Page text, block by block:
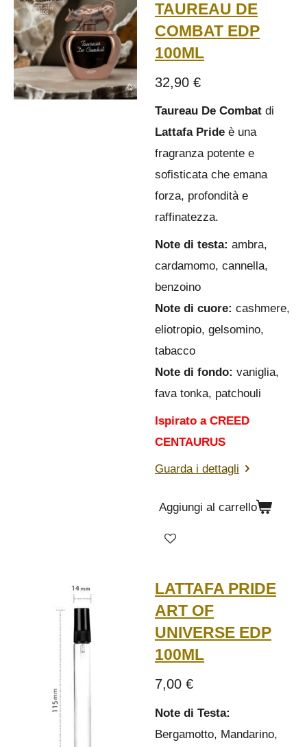
TAUREAU DE
COMBAT EDP
100ML
32,90 €
Taureau De Combat di
Lattafa Pride è una
fragranza potente e
sofisticata che emana
forza, profondità e
raffinatezza.
Note di testa: ambra,
cardamomo, cannella,
benzoino
Note di cuore: cashmere,
eliotropio, gelsomino,
tabacco
Note di fondo: vaniglia,
fava tonka, patchouli
Ispirato a CREED
CENTAURUS
Guarda i dettagli
Aggiungi al carrello
LATTAFA PRIDE
ART OF
UNIVERSE EDP
100ML
7,00 €
Note di Testa:
Bergamotto, Mandarino,